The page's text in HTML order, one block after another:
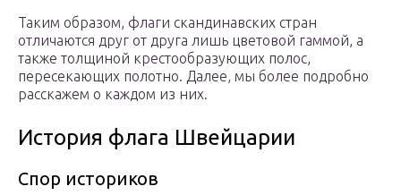
Таким образом, флаги скандинавских стран
отличаются друг от друга лишь цветовой гаммой, а
также толщиной крестообразующих полос,
пересекающих полотно. Далее, мы более подробно
расскажем о каждом из них.
История флага Швейцарии
Спор историков